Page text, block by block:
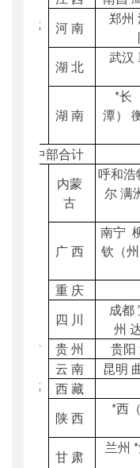
部
河南
郑州
湖 北
武汉
湖 南
*长
潭）
中部合计
西
部
内蒙
古
呼和浩
尔 满
广西
南宁
钦（
重 庆
四 川
成都
州
贵州 贵阳
云 南 昆明
西藏
陕西
*西
甘 肃
兰州